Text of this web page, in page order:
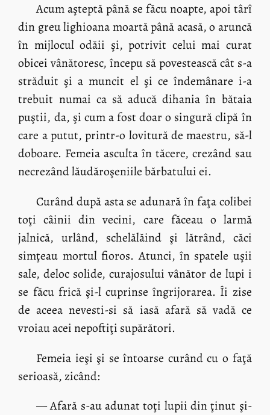
Acum aşteptă până se făcu noapte, apoi târî
din greu lighioana moartă până acasă, o aruncă
în mijlocul odăii şi, potrivit celui mai curat
obicei vânătoresc, începu să povestească cât s-a
străduit şi a muncit el şi ce îndemânare i-a
trebuit numai ca să aducă dihania în bătaia
puştii, da, şi cum a fost doar o singură clipă în
care a putut, printr-o lovitură de maestru, să-l
doboare. Femeia asculta în tăcere, crezând sau
necrezând lăudăroşeniile bărbatului ei.
Curând după asta se adunară în faţa colibei
toţi câinii din vecini, care făceau o larmă
jalnică, urlând, schelălăind şi lătrând, căci
simţeau mortul fioros. Atunci, în spatele uşii
sale, deloc solide, curajosului vânător de lupi i
se făcu frică şi-l cuprinse îngrijorarea. Îi zise
de aceea nevesti-si să iasă afară să vadă ce
vroiau acei nepoftiţi supărători.
Femeia ieşi şi se întoarse curând cu o faţă
serioasă, zicând:
— Afară s-au adunat toţi lupii din ţinut şi-